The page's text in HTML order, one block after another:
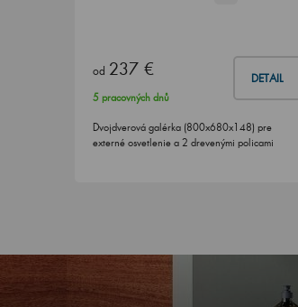
od 237 € DETAIL
5 pracovných dnů
Dvojdverová galérka (800x680x148) pre
externé osvetlenie a 2 drevenými policami